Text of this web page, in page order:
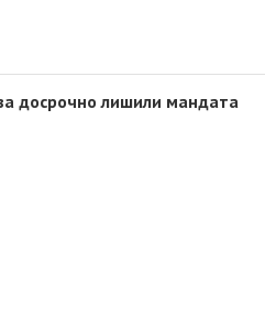
досрочно лишили мандата